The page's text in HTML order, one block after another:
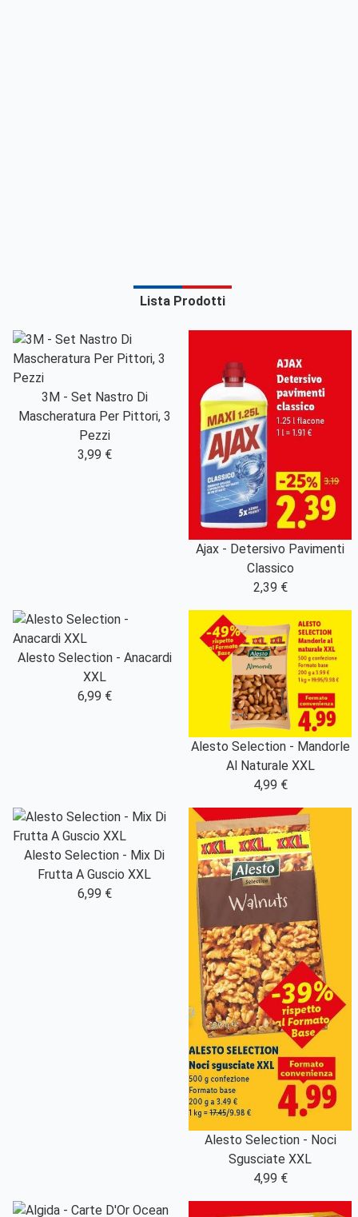
Lista Prodotti
3M - Set Nastro Di
Mascheratura Per Pittori, 3
Pezzi
3,99 €
Ajax - Detersivo Pavimenti
Classico
2,39 €
Alesto Selection - Anacardi
XXL
6,99 €
Alesto Selection - Mandorle
Al Naturale XXL
4,99 €
Alesto Selection - Mix Di
Frutta A Guscio XXL
6,99 €
Alesto Selection - Noci
Sgusciate XXL
4,99 €